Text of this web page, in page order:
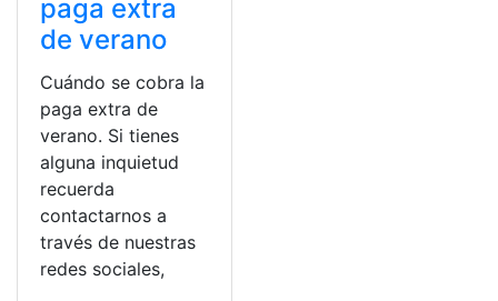
paga extra
de verano
Cuándo se cobra la
paga extra de
verano. Si tienes
alguna inquietud
recuerda
contactarnos a
través de nuestras
redes sociales,